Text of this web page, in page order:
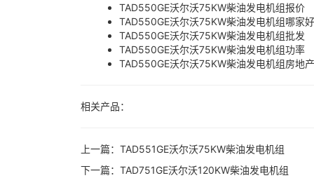
TAD550GE沃尔沃75KW柴油发电机组报价
TAD550GE沃尔沃75KW柴油发电机组哪家好
TAD550GE沃尔沃75KW柴油发电机组批发
TAD550GE沃尔沃75KW柴油发电机组功率
TAD550GE沃尔沃75KW柴油发电机组房地产
相关产品：
上一篇： TAD551GE沃尔沃75KW柴油发电机组
下一篇： TAD751GE沃尔沃120KW柴油发电机组